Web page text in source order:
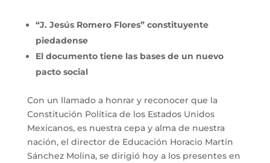
“J. Jesús Romero Flores” constituyente
piedadense
El documento tiene las bases de un nuevo
pacto social
Con un llamado a honrar y reconocer que la
Constitución Política de los Estados Unidos
Mexicanos, es nuestra cepa y alma de nuestra
nación, el director de Educación Horacio Martín
Sánchez Molina, se dirigió hoy a los presentes en